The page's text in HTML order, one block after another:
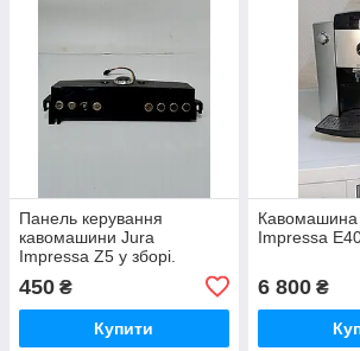
Панель керування
кавомашини Jura
Impressa Z5 у зборі.
450 ₴
Купити
Кавомашина
Impressa
6 800₴